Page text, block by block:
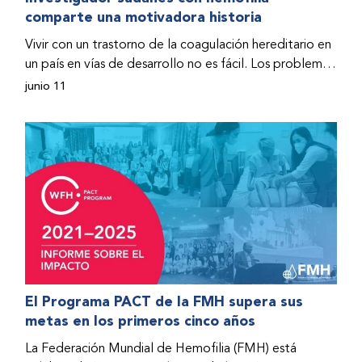
hospitalizado y terminó con daños graves en ambas
donado a través del Programa de Ayuda Humanitaria
de la Federación Mundial de Hemofilia (FMH) cuando
Fendi encontró la esperanza de una vida mejor.
comparte una motivadora historia
Vivir con un trastorno de la coagulación hereditario en
un país en vías de desarrollo no es fácil. Los problemas
se multiplican drásticamente cuando el país también
Hashim, hombre sudanés con hemofilia B, la vida no
representaba más que retos cotidianos hasta que la
asistencia proporcionada por la Federación Mundial
de Hemofilia (FMH) y su Programa de Ayuda
Humanitaria salvo su vida.
junio 11
El Programa PACT de la FMH supera sus
metas en los primeros cinco años
La Federación Mundial de Hemofilia (FMH) está